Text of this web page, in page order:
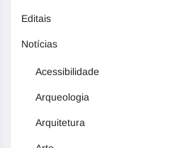
Editais
Notícias
Acessibilidade
Arqueologia
Arquitetura